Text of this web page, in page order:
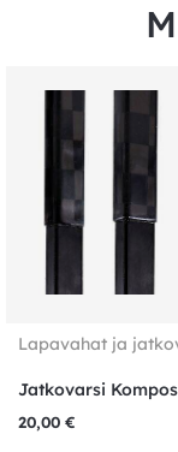
Lapavahat ja
Jatkovarsi
20,00 €